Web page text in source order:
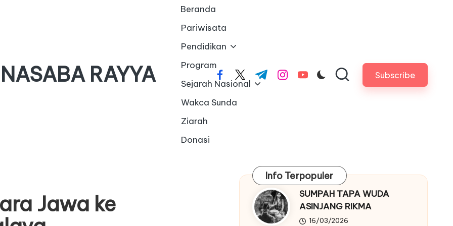
RAYYA
Beranda
Pariwisata
Pendidikan
Program
Sejarah Nasional
Wakca Sunda
Ziarah
Donasi
facebook.com
twitter.com
t.me instagram.com
youtube.com Subscribe
Jawa ke
Info Terpopuler
SUMPAH TAPA WUDA
ASINJANG RIKMA
16/03/2026